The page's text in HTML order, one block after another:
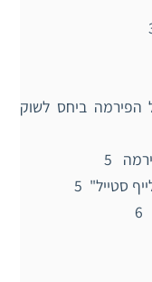
ביחס לשוק
5
סטייל" 5